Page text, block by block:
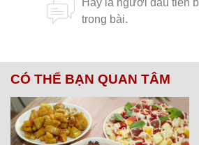
CÓ THỂ BẠN QUAN TÂM